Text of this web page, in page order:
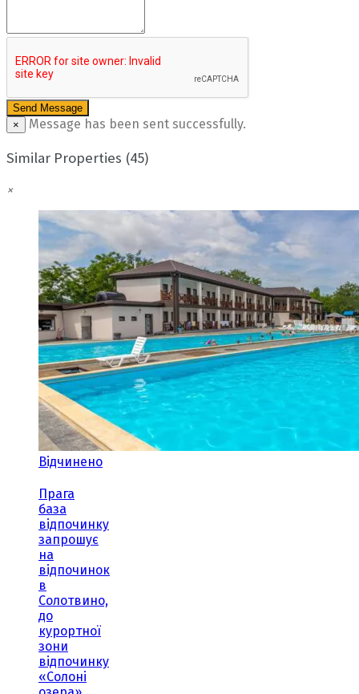
× Message has been sent successfully.
Similar Properties (45)
×
Відчинено
Прага
база
відпочинку
запрошує
на
відпочинок
в
Солотвино,
до
курортної
зони
відпочинку
«Солоні